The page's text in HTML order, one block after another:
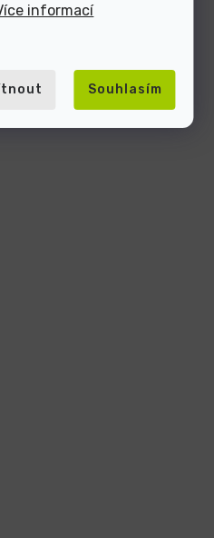
informací
Souhlasím